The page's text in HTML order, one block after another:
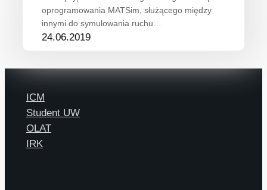
oprogramowania MATSim, służącego między
innymi do symulowania ruchu…
24.06.2019
ICM
Student UW
OLAT
IRK